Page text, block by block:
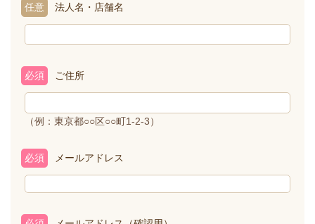
法人名・店舗名
任意
ご住所
必須
（例：東京都○○区○○町1-2-3）
メールアドレス
必須